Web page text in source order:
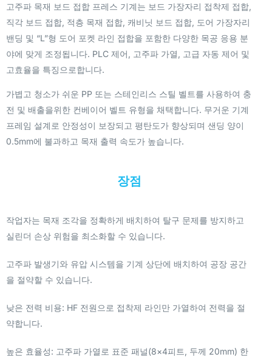
고주파 목재 보드 접합 프레스 기계는 보드 가장자리 접착제 접합,
직각 보드 접합, 적층 목재 접합, 캐비닛 보드 접합, 도어 가장자리
밴딩 및 “L”형 도어 포켓 라인 접합을 포함한 다양한 목공 응용 분
야에 맞게 조정됩니다. PLC 제어, 고주파 가열, 고급 자동 제어 및
고효율을 특징으로합니다.
가볍고 청소가 쉬운 PP 또는 스테인리스 스틸 벨트를 사용하여 충
전 및 배출을위한 컨베이어 벨트 유형을 채택합니다. 무거운 기계
프레임 설계로 안정성이 보장되고 평탄도가 향상되며 샌딩 양이
0.5mm에 불과하고 목재 출력 속도가 높습니다.
장점
작업자는 목재 조각을 정확하게 배치하여 탈구 문제를 방지하고
실린더 손상 위험을 최소화할 수 있습니다.
고주파 발생기와 유압 시스템을 기계 상단에 배치하여 공장 공간
을 절약할 수 있습니다.
낮은 전력 비용: HF 전원으로 접착제 라인만 가열하여 전력을 절
약합니다.
높은 효율성: 고주파 가열로 표준 패널(8×4피트, 두께 20mm) 한